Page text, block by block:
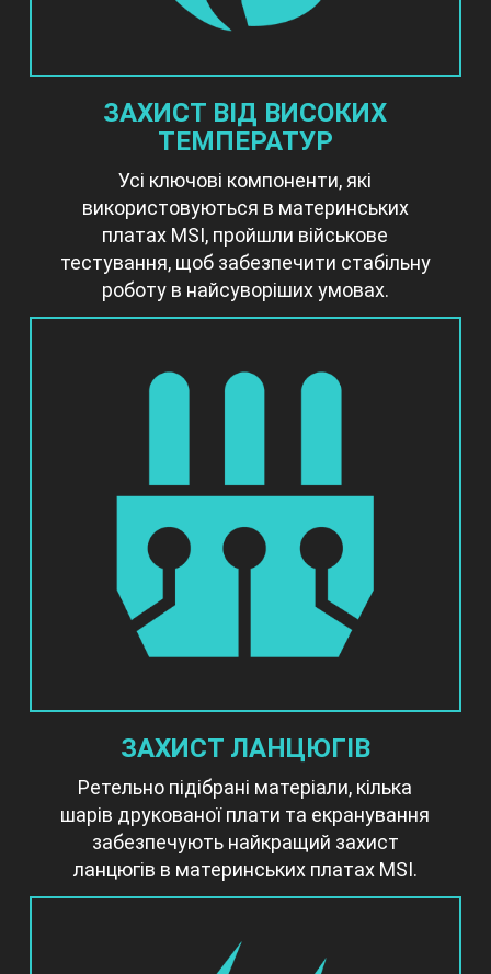
ЗАХИСТ ВІД ВИСОКИХ
ТЕМПЕРАТУР
Усі ключові компоненти, які
використовуються в материнських
платах MSI, пройшли військове
тестування, щоб забезпечити стабільну
роботу в найсуворіших умовах.
ЗАХИСТ ЛАНЦЮГІВ
Ретельно підібрані матеріали, кілька
шарів друкованої плати та екранування
забезпечують найкращий захист
ланцюгів в материнських платах MSI.